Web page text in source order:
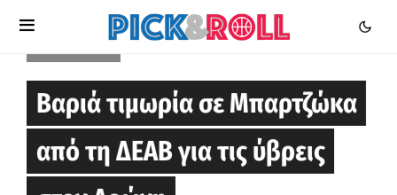
Βαριά τιμωρία σε Μπαρτζώκα
από τη ΔΕΑΒ για τις ύβρεις